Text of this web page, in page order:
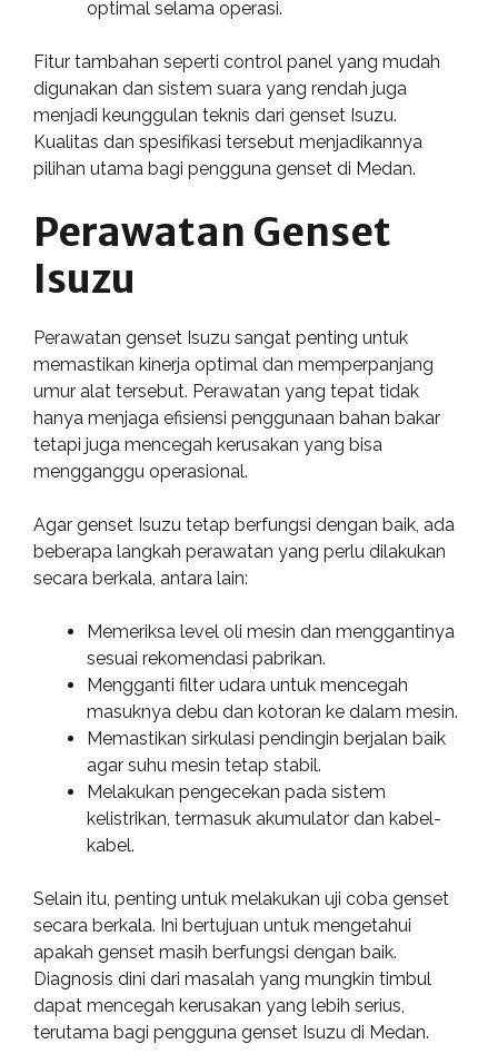
optimal selama operasi.
Fitur tambahan seperti control panel yang mudah
digunakan dan sistem suara yang rendah juga
menjadi keunggulan teknis dari genset Isuzu.
Kualitas dan spesifikasi tersebut menjadikannya
pilihan utama bagi pengguna genset di Medan.
Perawatan Genset
Isuzu
Perawatan genset Isuzu sangat penting untuk
memastikan kinerja optimal dan memperpanjang
umur alat tersebut. Perawatan yang tepat tidak
hanya menjaga efisiensi penggunaan bahan bakar
tetapi juga mencegah kerusakan yang bisa
mengganggu operasional.
Agar genset Isuzu tetap berfungsi dengan baik, ada
beberapa langkah perawatan yang perlu dilakukan
secara berkala, antara lain:
Memeriksa level oli mesin dan menggantinya
sesuai rekomendasi pabrikan.
Mengganti filter udara untuk mencegah
masuknya debu dan kotoran ke dalam mesin.
Memastikan sirkulasi pendingin berjalan baik
agar suhu mesin tetap stabil.
Melakukan pengecekan pada sistem
kelistrikan, termasuk akumulator dan kabel-
kabel.
Selain itu, penting untuk melakukan uji coba genset
secara berkala. Ini bertujuan untuk mengetahui
apakah genset masih berfungsi dengan baik.
Diagnosis dini dari masalah yang mungkin timbul
dapat mencegah kerusakan yang lebih serius,
terutama bagi pengguna genset Isuzu di Medan.